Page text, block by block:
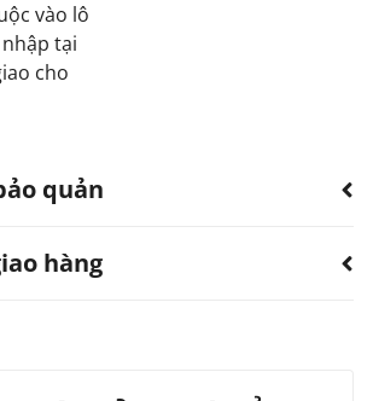
vào lô
tại
cho
quản
phẩm bị thấm nước.
hàng